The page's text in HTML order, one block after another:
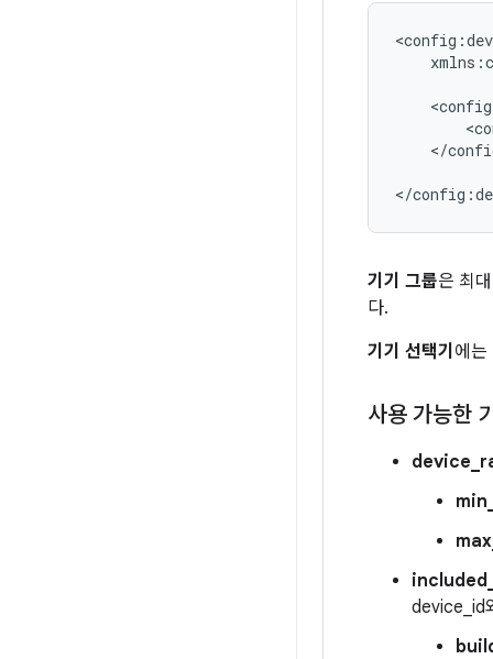
</
기기 그룹은 최
다.
기기 선택기 에
사용 가능한
device_id